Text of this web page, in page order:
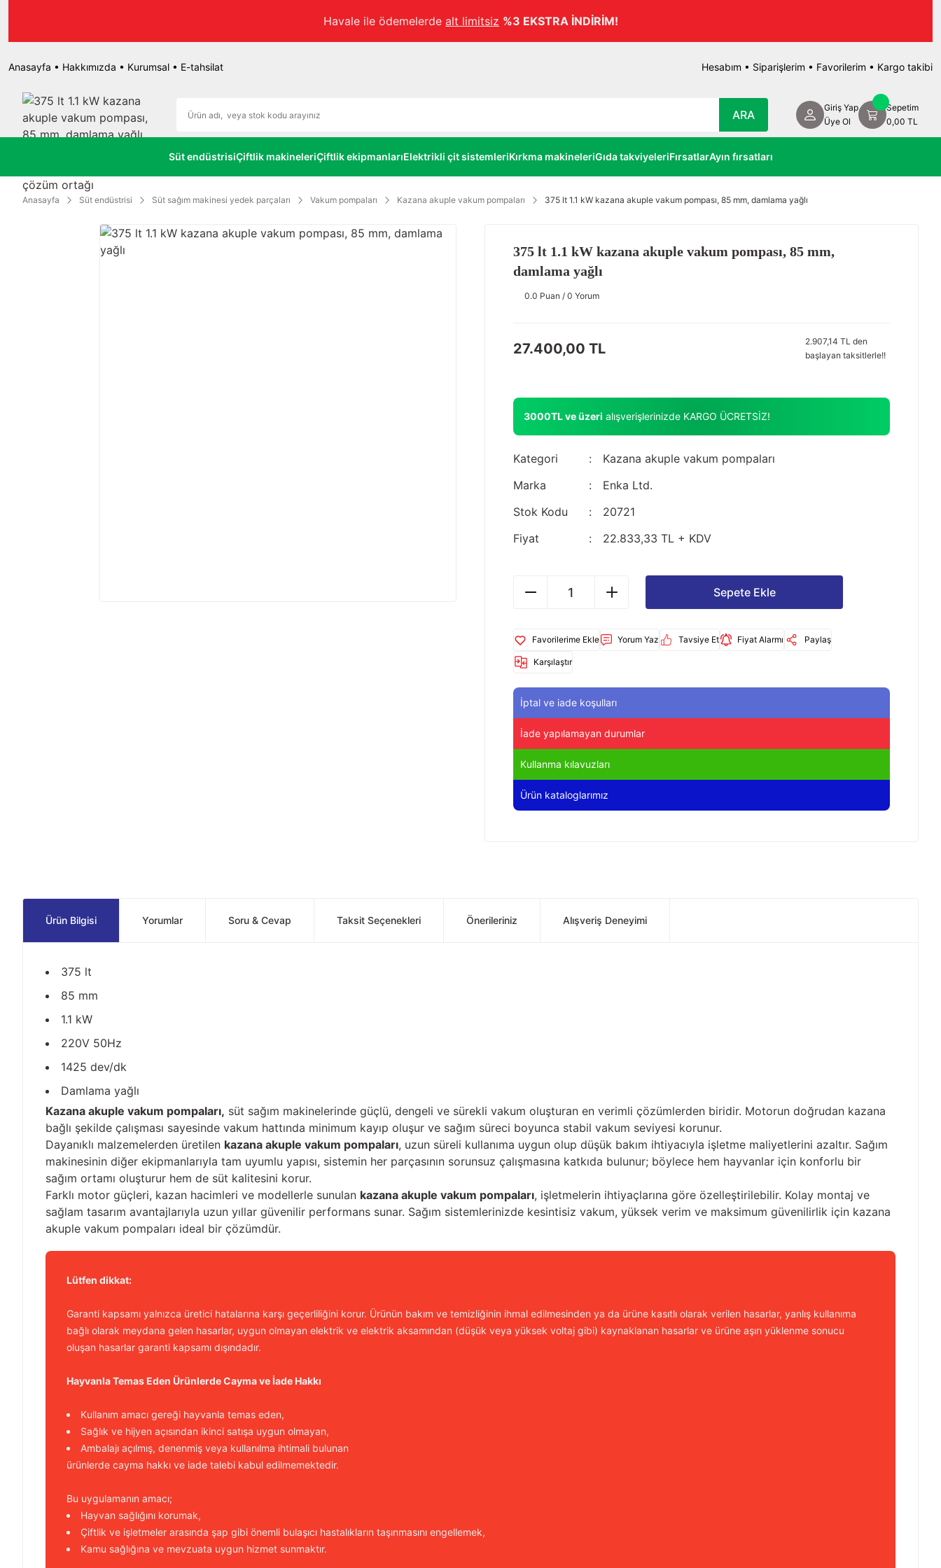
Havale ile ödemelerde alt limitsiz %3 EKSTRA İNDİRİM!
Anasayfa • Hakkımızda • Kurumsal • E-tahsilat Hesabım • Siparişlerim • Favorilerim • Kargo takibi
ARA
Giriş Yap
Üye Ol
Sepetim
0,00 TL
Süt endüstrisiÇiftlik makineleriÇiftlik ekipmanlarıElektrikli çit sistemleriKırkma makineleriGıda takviyeleriFırsatlarAyın fırsatları
Anasayfa Süt endüstrisi Süt sağım makinesi yedek parçaları Vakum pompaları Kazana akuple vakum pompaları 375 lt 1.1 kW kazana akuple vakum pompası, 85 mm, damlama yağlı
375 lt 1.1 kW kazana akuple vakum pompası, 85 mm,
damlama yağlı
0.0 Puan / 0 Yorum
27.400,00 TL
2.907,14 TL den
başlayan taksitlerle!!
3000TL ve üzeri alışverişlerinizde KARGO ÜCRETSİZ!
Kategori
Kazana akuple vakum pompaları
Marka
Enka Ltd.
Stok Kodu
20721
Fiyat
22.833,33 TL + KDV
Sepete Ekle
Yorum Yaz Tavsiye Et Fiyat Alarmı Paylaş
Karşılaştır
İptal ve iade koşulları
İade yapılamayan durumlar
Kullanma kılavuzları
Ürün kataloglarımız
Ürün Bilgisi Yorumlar Soru & Cevap Taksit Seçenekleri Önerileriniz Alışveriş Deneyimi
375 lt
85 mm
1.1 kW
220V 50Hz
1425 dev/dk
Damlama yağlı
Kazana akuple vakum pompaları, süt sağım makinelerinde güçlü, dengeli ve sürekli vakum oluşturan en verimli çözümlerden biridir. Motorun doğrudan kazana
bağlı şekilde çalışması sayesinde vakum hattında minimum kayıp oluşur ve sağım süreci boyunca stabil vakum seviyesi korunur.
Dayanıklı malzemelerden üretilen kazana akuple vakum pompaları, uzun süreli kullanıma uygun olup düşük bakım ihtiyacıyla işletme maliyetlerini azaltır. Sağım
makinesinin diğer ekipmanlarıyla tam uyumlu yapısı, sistemin her parçasının sorunsuz çalışmasına katkıda bulunur; böylece hem hayvanlar için konforlu bir
sağım ortamı oluşturur hem de süt kalitesini korur.
Farklı motor güçleri, kazan hacimleri ve modellerle sunulan kazana akuple vakum pompaları, işletmelerin ihtiyaçlarına göre özelleştirilebilir. Kolay montaj ve
sağlam tasarım avantajlarıyla uzun yıllar güvenilir performans sunar. Sağım sistemlerinizde kesintisiz vakum, yüksek verim ve maksimum güvenilirlik için kazana
akuple vakum pompaları ideal bir çözümdür.
Lütfen dikkat:
Garanti kapsamı yalnızca üretici hatalarına karşı geçerliliğini korur. Ürünün bakım ve temizliğinin ihmal edilmesinden ya da ürüne kasıtlı olarak verilen hasarlar, yanlış kullanıma
bağlı olarak meydana gelen hasarlar, uygun olmayan elektrik ve elektrik aksamından (düşük veya yüksek voltaj gibi) kaynaklanan hasarlar ve ürüne aşırı yüklenme sonucu
oluşan hasarlar garanti kapsamı dışındadır.
Hayvanla Temas Eden Ürünlerde Cayma ve İade Hakkı
Kullanım amacı gereği hayvanla temas eden,
Sağlık ve hijyen açısından ikinci satışa uygun olmayan,
Ambalajı açılmış, denenmiş veya kullanılma ihtimali bulunan
ürünlerde cayma hakkı ve iade talebi kabul edilmemektedir.
Bu uygulamanın amacı;
Hayvan sağlığını korumak,
Çiftlik ve işletmeler arasında şap gibi önemli bulaşıcı hastalıkların taşınmasını engellemek,
Kamu sağlığına ve mevzuata uygun hizmet sunmaktır.